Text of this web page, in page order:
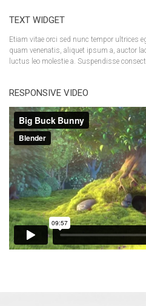
TEXT WIDGET
Etiam vitae orci sed nunc tempor ultrices
quam venenatis, aliquet ipsum a, auctor
luctus leo molestie a. Suspendisse
RESPONSIVE VIDEO